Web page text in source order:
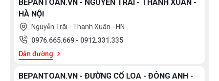
BEPANTOAN.VN - NGUYỄN TRÃI - THANH XUÂN -
HÀ NỘI
Nguyễn Trãi - Thanh Xuân - HN
0976.665.669 - 0912.331.335
Dẫn đường
BEPANTOAN.VN - ĐƯỜNG CỔ LOA - ĐÔNG ANH -